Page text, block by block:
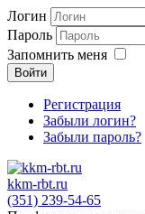
Логин
Пароль
Запомнить меня
Войти
Регистрация
Забыли логин?
Забыли пароль?
kkm-rbt.ru
(351) 239-54-65